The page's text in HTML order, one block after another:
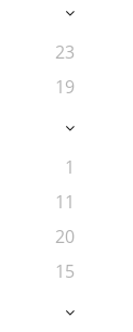
23
19
1
11
20
15